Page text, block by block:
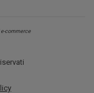
e-commerce